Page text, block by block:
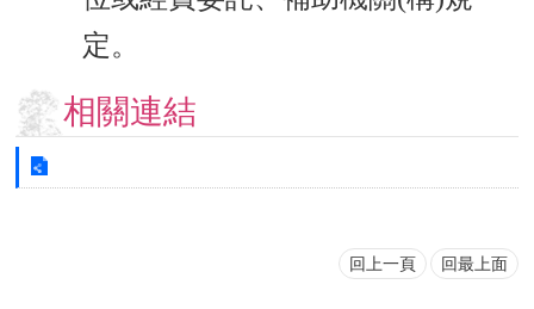
定。
相關連結
回上一頁 回最上面